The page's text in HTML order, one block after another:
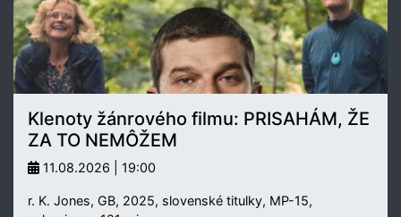
Klenoty žánrového filmu: PRISAHÁM, ŽE
ZA TO NEMÔŽEM
11.08.2026 | 19:00
r. K. Jones, GB, 2025, slovenské titulky, MP-15,